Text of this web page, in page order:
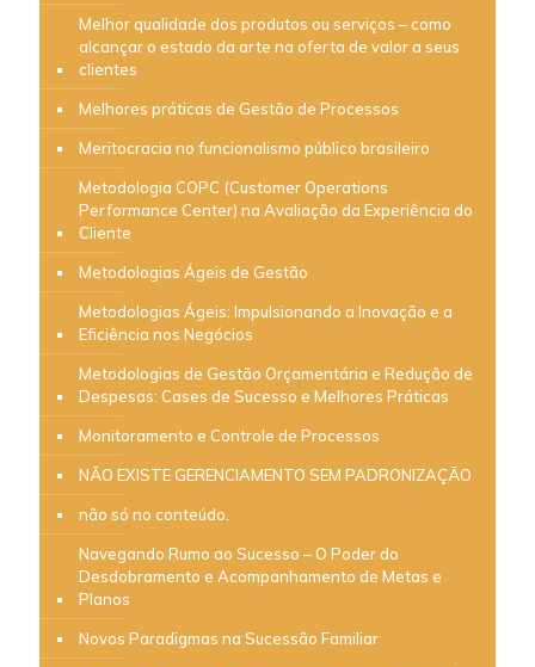
Melhor qualidade dos produtos ou serviços – como
alcançar o estado da arte na oferta de valor a seus
clientes
Melhores práticas de Gestão de Processos
Meritocracia no funcionalismo público brasileiro
Metodologia COPC (Customer Operations
Performance Center) na Avaliação da Experiência do
Cliente
Metodologias Ágeis de Gestão
Metodologias Ágeis: Impulsionando a Inovação e a
Eficiência nos Negócios
Metodologias de Gestão Orçamentária e Redução de
Despesas: Cases de Sucesso e Melhores Práticas
Monitoramento e Controle de Processos
NÃO EXISTE GERENCIAMENTO SEM PADRONIZAÇÃO
não só no conteúdo.
Navegando Rumo ao Sucesso – O Poder do
Desdobramento e Acompanhamento de Metas e
Planos
Novos Paradigmas na Sucessão Familiar